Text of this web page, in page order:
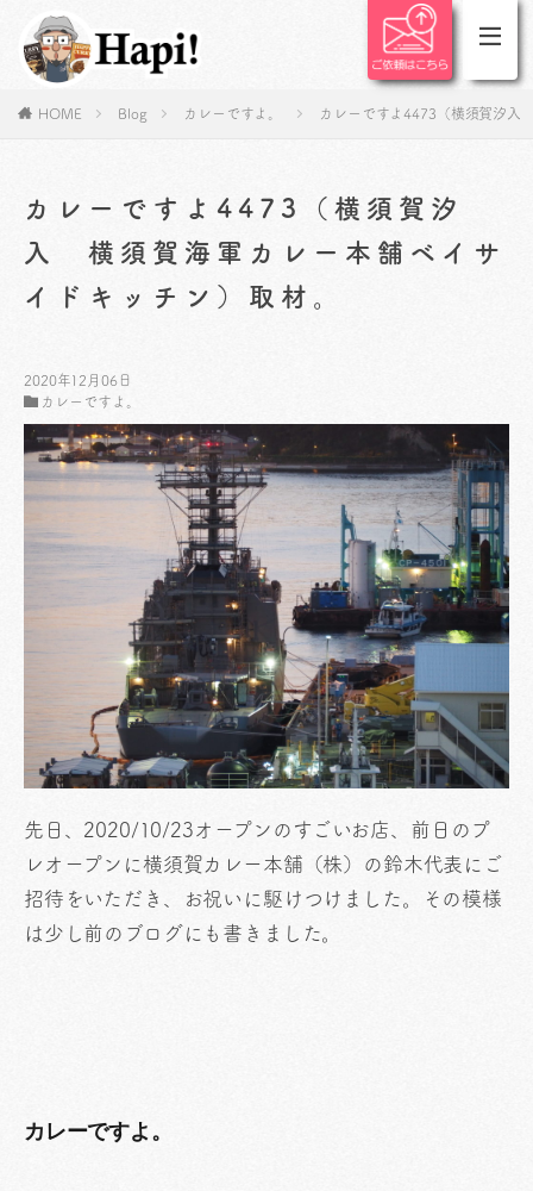
HOME Blog カレーですよ。 カレーですよ4473（横須賀汐入
カレーですよ4473（横須賀汐
入 横須賀海軍カレー本舗ベイサ
イドキッチン）取材。
2020年12月06日
カレーですよ。
先日、2020/10/23オープンのすごいお店、前日のプ
レオープンに横須賀カレー本舗（株）の鈴木代表にご
招待をいただき、お祝いに駆けつけました。その模様
は少し前のブログにも書きました。
カレーですよ。